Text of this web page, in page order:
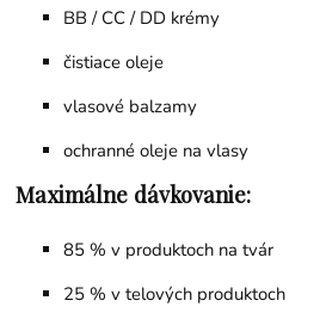
BB / CC / DD krémy
čistiace oleje
vlasové balzamy
ochranné oleje na vlasy
Maximálne dávkovanie:
85 % v produktoch na tvár
25 % v telových produktoch